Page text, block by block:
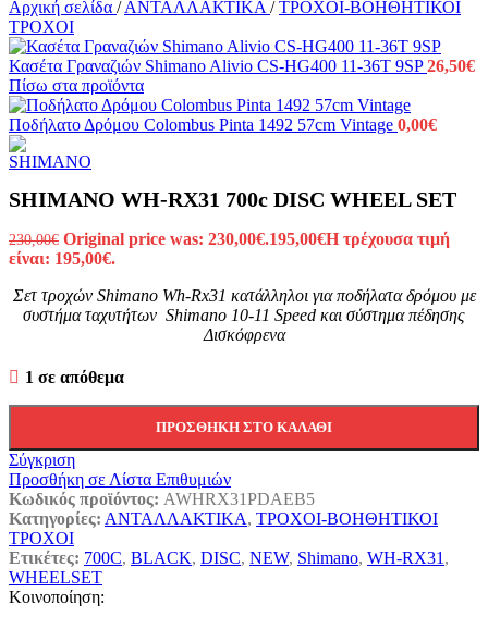
Αρχική σελίδα / ΑΝΤΑΛΛΑΚΤΙΚΑ / ΤΡΟΧΟΙ-ΒΟΗΘΗΤΙΚΟΙ
ΤΡΟΧΟΙ
Κασέτα Γραναζιών Shimano Alivio CS-HG400 11-36T 9SP26,50€
Πίσω στα προϊόντα
Ποδήλατο Δρόμου Colombus Pinta 1492 57cm Vintage 0,00€
SHIMANO WH-RX31 700c DISC WHEEL SET
230,00€ Original price was: 230,00€.195,00€Η τρέχουσα τιμή
είναι: 195,00€.
Σετ τροχών Shimano Wh-Rx31 κατάλληλοι για ποδήλατα δρόμου με
συστήμα ταχυτήτων Shimano 10-11 Speed και σύστημα πέδησης
Δισκόφρενα
1 σε απόθεμα
ΠΡΟΣΘΉΚΗ ΣΤΟ ΚΑΛΆΘΙ
Σύγκριση
Προσθήκη σε Λίστα Επιθυμιών
Κωδικός προϊόντος: AWHRX31PDAEB5
Κατηγορίες: ΑΝΤΑΛΛΑΚΤΙΚΑ, ΤΡΟΧΟΙ-ΒΟΗΘΗΤΙΚΟΙ
ΤΡΟΧΟΙ
Ετικέτες: 700C, BLACK, DISC, NEW, Shimano, WH-RX31 ,
WHEELSET
Κοινοποίηση: